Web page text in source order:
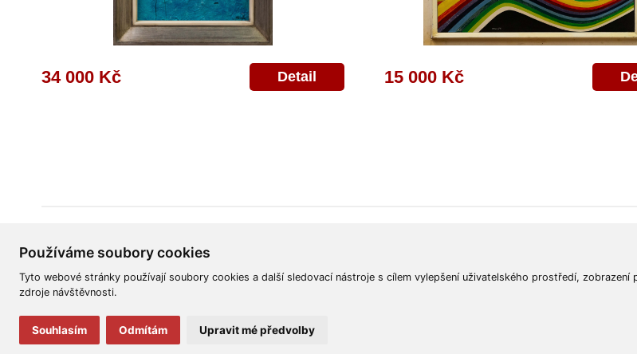
Používáme soubory cookies
Tyto webové stránky používají soubory cookies a další sledovací nástroje s cílem vylepšení uživatelského prostředí,
zdroje návštěvnosti.
Souhlasím Odmítám Upravit mé předvolby
34 000 Kč Detail 15 000 Kč